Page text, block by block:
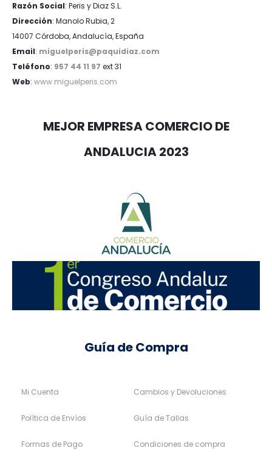
Razón Social: Peris y Diaz S.L.
Dirección: Manolo Rubia, 2
14007 Córdoba, Andalucía, España
Email: miguelperis@paquidiaz.com
Teléfono: 957 44 11 97 ext 31
Web: www.miguelperis.com
MEJOR EMPRESA COMERCIO DE
ANDALUCIA 2023
Guía de Compra
Mi Cuenta
Política de Envíos
Formas de Pago
Cambios y Devoluciones
Guía de Tallas
Condiciones de compra